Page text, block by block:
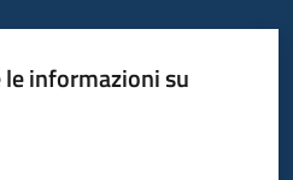
informazioni su